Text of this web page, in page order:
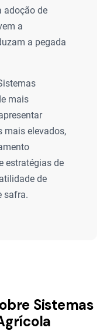
adoção de
a
a pegada
mais
mais elevados,
estratégias de
de
safra.
Sistemas